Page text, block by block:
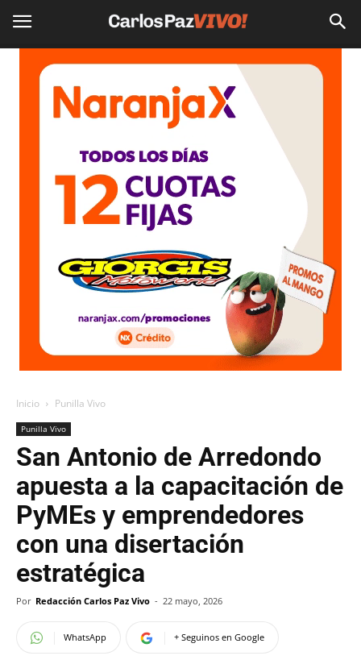
Inicio Punilla Vivo
Punilla Vivo
San Antonio de Arredondo
apuesta a la capacitación de
PyMEs y emprendedores
con una disertación
estratégica
Por Redacción Carlos Paz Vivo - 22 mayo, 2026
WhatsApp + Seguinos en Google